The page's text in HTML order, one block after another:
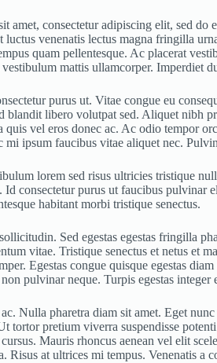
amet, consectetur adipiscing elit, sed
luctus venenatis lectus magna fringilla
quam pellentesque. Ac placerat
vestibulum mattis ullamcorper. Imperdiet
purus ut. Vitae congue eu
blandit libero volutpat sed. Aliquet nibh
quis vel eros donec ac. Ac odio tempor
ipsum faucibus vitae aliquet nec.
lorem sed risus ultricies tristique
Id consectetur purus ut faucibus pulvinar
habitant morbi tristique senectus.
Sed egestas egestas fringilla
vitae. Tristique senectus et netus et
Egestas congue quisque egestas
pulvinar neque. Turpis egestas
Nulla pharetra diam sit amet. Eget
tortor pretium viverra suspendisse
Mauris rhoncus aenean vel elit
Risus at ultrices mi tempus. Venenatis a